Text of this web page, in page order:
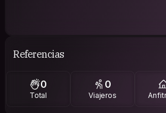
Referencias
0
Total
0
Viajeros